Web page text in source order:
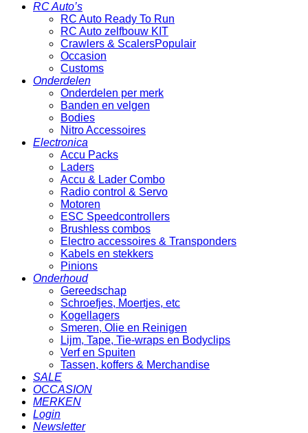
RC Auto’s
RC Auto Ready To Run
RC Auto zelfbouw KIT
Crawlers & Scalers
Occasion
Customs
Onderdelen
Onderdelen per merk
Banden en velgen
Bodies
Nitro Accessoires
Electronica
Accu Packs
Laders
Accu & Lader Combo
Radio control & Servo
Motoren
ESC Speedcontrollers
Brushless combos
Electro accessoires & Transponders
Kabels en stekkers
Pinions
Onderhoud
Gereedschap
Schroefjes, Moertjes, etc
Kogellagers
Smeren, Olie en Reinigen
Lijm, Tape, Tie-wraps en Bodyclips
Verf en Spuiten
Tassen, koffers & Merchandise
SALE
OCCASION
MERKEN
Login
Newsletter